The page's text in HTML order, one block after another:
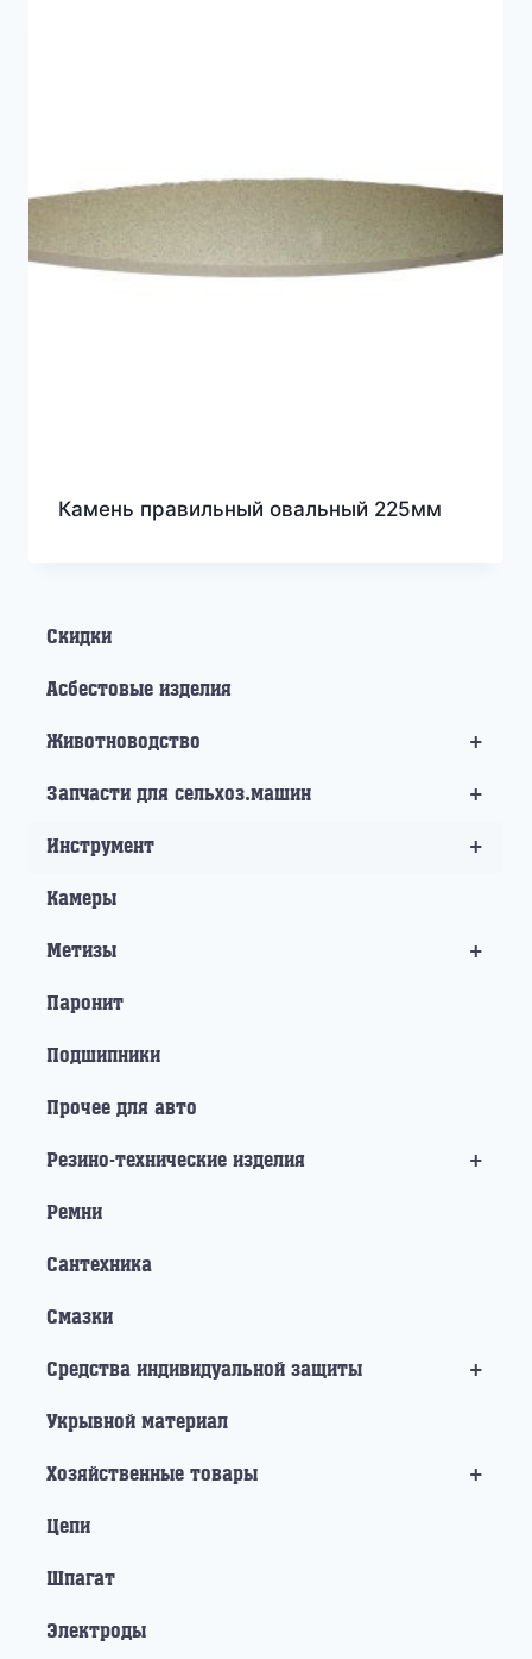
Камень правильный овальный 225мм
Скидки
Асбестовые изделия
+
Животноводство
+
Запчасти для сельхоз.машин
+
Инструмент
Камеры
+
Метизы
Паронит
Подшипники
Прочее для авто
+
Резино-технические изделия
Ремни
Сантехника
Смазки
+
Средства индивидуальной защиты
Укрывной материал
+
Хозяйственные товары
Цепи
Шпагат
Электроды